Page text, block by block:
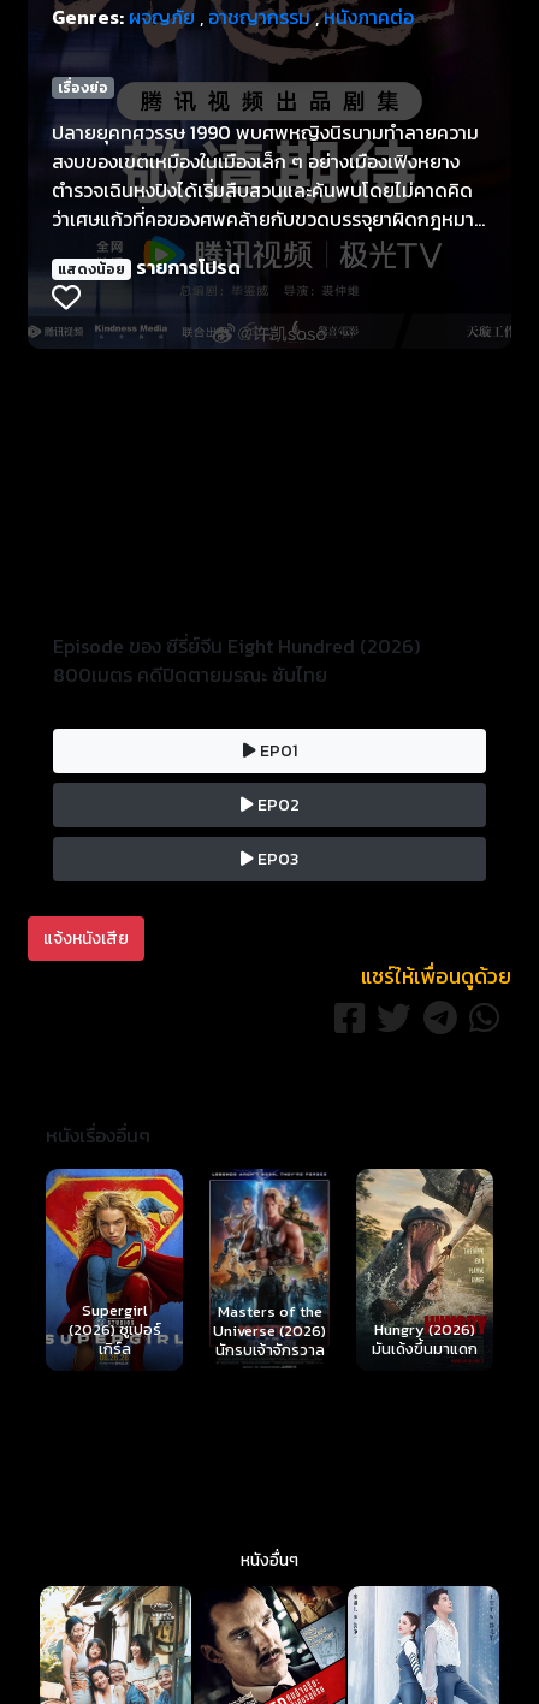
Genres: ผจญภัย , อาชญากรรม,หนังภาคต่อ
เรื่องย่อ
ปลายยุคทศวรรษ 1990 พบศพหญิงนิรนามทำลายความ
สงบของเขตเหมืองในเมืองเล็ก ๆ อย่างเมืองเฟิงหยาง
ตำรวจเฉินหงปิงได้เริ่มสืบสวนและค้นพบโดยไม่คาดคิด
ว่าเศษแก้วที่คอของศพคล้ายกับขวดบรรจุยาผิดกฎหมาย
ชนิดหนึ่งอย่างมาก เพื่อค้นหาความจริงและจับกุม
ขบวนการค้ายา เฉินหงปิงกับเพื่อนร่วมงานจึงเริ่มสืบสวน
อย่างจริงจัง
แสดงน้อย รายการโปรด
Episode ของ ซีรี่ย์จีน Eight Hundred (2026)
800เมตร คดีปิดตายมรณะ ซับไทย
EP01
EP02
EP03
แจ้งหนังเสีย
แชร์ให้เพื่อนดูด้วย
หนังเรื่องอื่นๆ
Masters of the
Universe (2026)
นักรบเจ้าจักรวาล
Hungry (2026)
มันเด้งขึ้นมาแดก
Ready or Not 2:
Here I Come
(2026) เกมพร้อม
ตาย 2
หนังอื่นๆ